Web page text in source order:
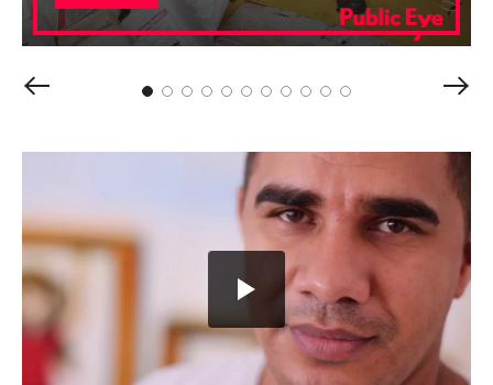
Vorheriger
der
Agrobarone:
eine
Reportage
von
Public
Eye"